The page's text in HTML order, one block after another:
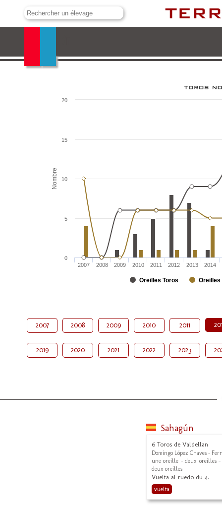
Nombre
Oreilles Toros Oreilles
2007 2008 2009 2010 2011 2012 2013 2014
0
5
10
15
20
2007 2008 2009 2010 2011
2019 2020 2021 2022 2023
Sahagún
6 Toros de Valdellan
Domingo López Chaves -
une oreille - deux oreilles
deux oreilles
Vuelta al ruedo du 4.
vuelta